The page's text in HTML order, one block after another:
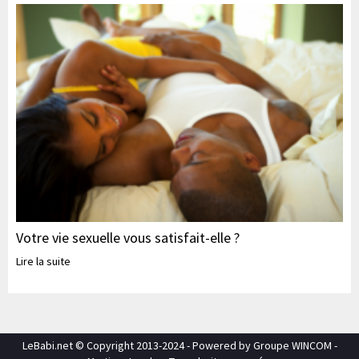
Votre vie sexuelle vous satisfait-elle ?
Lire la suite
LeBabi.net © Copyright 2013-2024 - Powered by Groupe WINCOM -